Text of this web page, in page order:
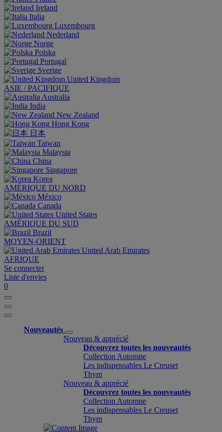
Ireland
Italia
Luxembourg
Nederland
Norge
Polska
Portugal
Sverige
United Kingdom
ASIE / PACIFIQUE
Australia
India
New Zealand
Hong Kong
日本
Taiwan
Malaysia
China
Singapore
Korea
AMÉRIQUE DU NORD
México
Canada
United States
AMÉRIQUE DU SUD
Brazil
MOYEN-ORIENT
United Arab Emirates
AFRIQUE
Se connecter
Liste d'envies
0
Nouveautés
Nouveau & apprécié
Découvrez toutes les nouveautés
Collection Automne
Les indispensables Le Creuset
Thym
Nouveau & apprécié
Découvrez toutes les nouveautés
Collection Automne
Les indispensables Le Creuset
Thym